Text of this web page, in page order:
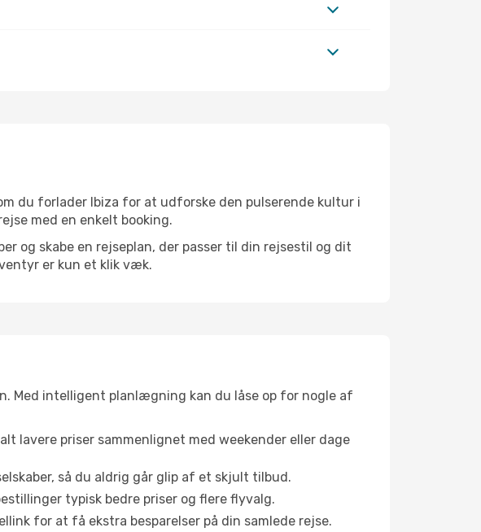
du forlader Ibiza for at udforske den pulserende kultur i
med en enkelt booking.
og skabe en rejseplan, der passer til din rejsestil og dit
er kun et klik væk.
Med intelligent planlægning kan du låse op for nogle af
lavere priser sammenlignet med weekender eller dage
så du aldrig går glip af et skjult tilbud.
typisk bedre priser og flere flyvalg.
for at få ekstra besparelser på din samlede rejse.